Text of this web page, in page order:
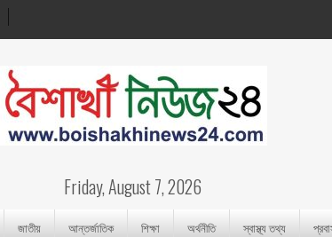
Friday, August 7, 2026
জাতীয় আন্তর্জাতিক শিক্ষা অর্থনীতি স্বাস্থ্য তথ্য